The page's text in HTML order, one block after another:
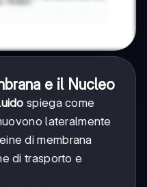
e il Nucleo
spiega come
lateralmente
di membrana
di trasporto e